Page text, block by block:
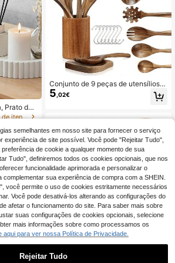
Prato de
Moder
par
de Janta
Essenci
Perfeit
Époc
em Lista de itens essenciais para o regresso às au
Conjunto de 9 peças de utensílios d
e cozinha em madeira - Conjunto d
e 9 peças de utensílios de cozinha
s de madeira com suporte para colh
os, conjunto de espátulas de madeir
a com 7 ganchos de metal
5 ,02€
12/24 Pcs Frascos de
vidro para especiarias com tampas
19,77€
semelhantes em nosso site para fornecer o serviço
experiência de site possível. Você pode "Rejeitar Tudo",
de cookie a qualquer momento de sua
Tudo", definiremos todos os cookies opcionais, que nos
funcionalidade aprimorada e personalizar o
sua experiência de compra com a SHEIN.
você permite o uso de cookies estritamente necessários
Você pode desativá-los alterando as configurações do
afetar o funcionamento do site. Para saber mais sobre
suas configurações de cookies opcionais, selecione
mais informações sobre como processamos os
aqui para ver nossa Política de Privacidade.
Rejeitar Tudo